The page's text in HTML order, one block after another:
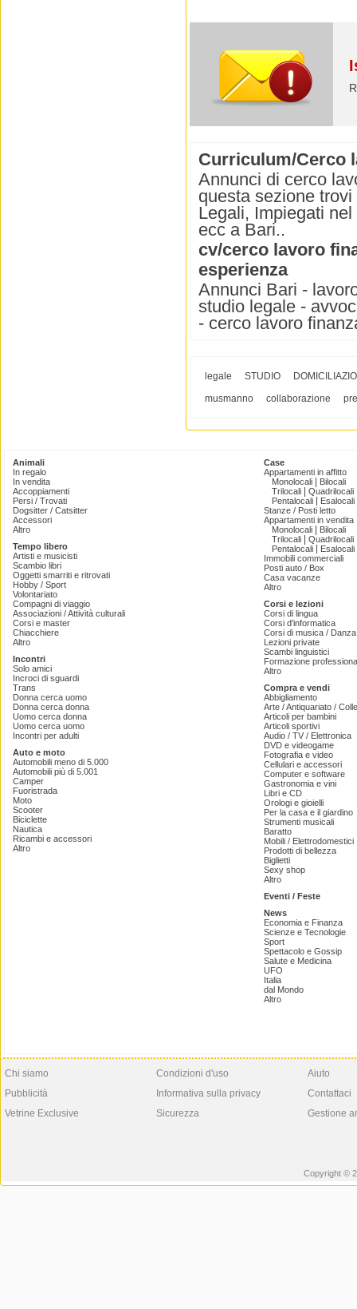
Curriculum/Cerco
Annunci di cerco
questa sezione
Legali, Impiegati
ecc a Bari..
cv/cerco lavoro
esperienza
Annunci Bari -
studio legale -
- cerco lavoro
legale STUDIO
musmanno
collaborazione
Animali
In regalo
In vendita
Accoppiamenti
Persi / Trovati
Dogsitter / Catsitter
Accessori
Altro
Tempo libero
Artisti e musicisti
Scambio libri
Oggetti smarriti e ritrovati
Hobby / Sport
Volontariato
Compagni di viaggio
Associazioni / Attività culturali
Corsi e master
Chiacchiere
Altro
Incontri
Solo amici
Incroci di sguardi
Trans
Donna cerca uomo
Donna cerca donna
Uomo cerca donna
Uomo cerca uomo
Incontri per adulti
Auto e moto
Automobili meno di 5.000
Automobili più di 5.001
Camper
Fuoristrada
Moto
Scooter
Biciclette
Nautica
Ricambi e accessori
Altro
Case
Appartamenti in affitto
Monolocali
Bilocali
Trilocali
Quadrilocali
Pentalocali
Esalocali
Stanze / Posti letto
Appartamenti in vendita
Monolocali
Bilocali
Trilocali
Quadrilocali
Pentalocali
Esalocali
Immobili commerciali
Posti auto / Box
Casa vacanze
Altro
Corsi e lezioni
Corsi di lingua
Corsi d'informatica
Corsi di musica /
Lezioni private
Scambi linguistici
Formazione
Altro
Compra e vendi
Abbigliamento
Arte / Antiquariato /
Articoli per bambini
Articoli sportivi
Audio / TV / Elettronica
DVD e videogame
Fotografia e video
Cellulari e accessori
Computer e software
Gastronomia e vini
Libri e CD
Orologi e gioielli
Per la casa e il giardino
Strumenti musicali
Baratto
Mobili / Elettrodomestici
Prodotti di bellezza
Biglietti
Sexy shop
Altro
Eventi / Feste
News
Economia e Finanza
Scienze e Tecnologie
Sport
Spettacolo e Gossip
Salute e Medicina
UFO
Italia
dal Mondo
Altro
Chi siamo
Pubblicità
Vetrine Exclusive
Condizioni d'uso
Informativa sulla privacy
Sicurezza
Aiuto
Contattaci
Gestione
Copyright ©